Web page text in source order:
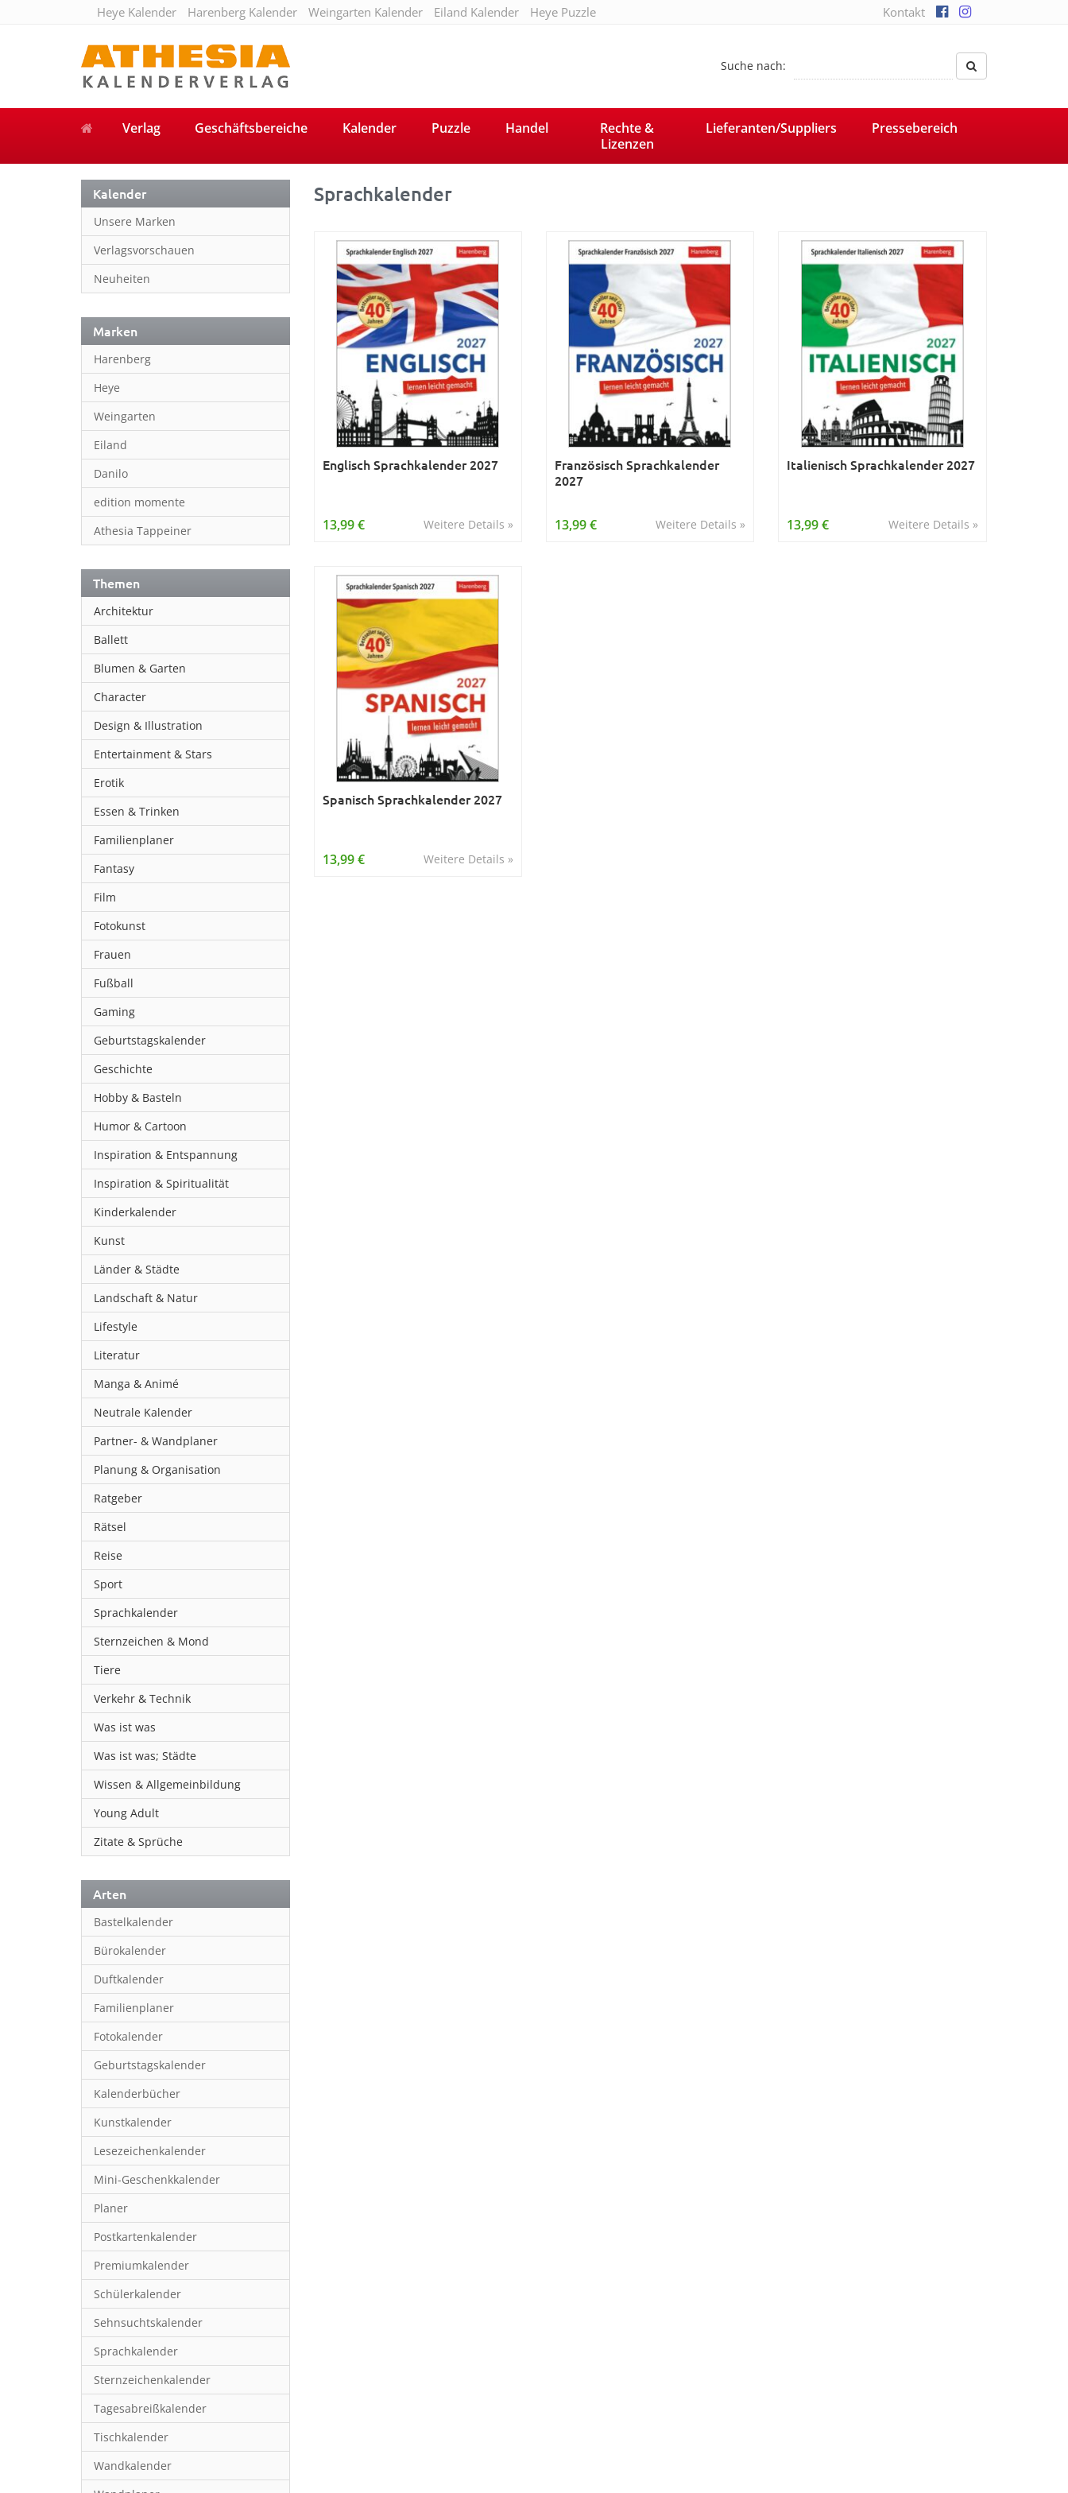
Heye Kalender Harenberg Kalender Weingarten Kalender Eiland Kalender Heye Puzzle Kontakt
Suche nach:
Verlag Geschäftsbereiche Kalender Puzzle Handel
Rechte &
Lizenzen
Lieferanten/Suppliers Pressebereich
Kalender
Unsere Marken
Verlagsvorschauen
Neuheiten
Marken
Harenberg
Heye
Weingarten
Eiland
Danilo
edition momente
Athesia Tappeiner
Themen
Architektur
Ballett
Blumen & Garten
Character
Design & Illustration
Entertainment & Stars
Erotik
Essen & Trinken
Familienplaner
Fantasy
Film
Fotokunst
Frauen
Fußball
Gaming
Geburtstagskalender
Geschichte
Hobby & Basteln
Humor & Cartoon
Inspiration & Entspannung
Inspiration & Spiritualität
Kinderkalender
Kunst
Länder & Städte
Landschaft & Natur
Lifestyle
Literatur
Manga & Animé
Neutrale Kalender
Partner- & Wandplaner
Planung & Organisation
Ratgeber
Rätsel
Reise
Sport
Sprachkalender
Sternzeichen & Mond
Tiere
Verkehr & Technik
Was ist was
Was ist was; Städte
Wissen & Allgemeinbildung
Young Adult
Zitate & Sprüche
Arten
Bastelkalender
Bürokalender
Duftkalender
Familienplaner
Fotokalender
Geburtstagskalender
Kalenderbücher
Kunstkalender
Lesezeichenkalender
Mini-Geschenkkalender
Planer
Postkartenkalender
Premiumkalender
Schülerkalender
Sehnsuchtskalender
Sprachkalender
Sternzeichenkalender
Tagesabreißkalender
Tischkalender
Wandkalender
Sprachkalender
Englisch Sprachkalender 2027
Weitere Details »
13,99 €
Französisch Sprachkalender
2027
Weitere Details »
13,99 €
Italienisch Sprachkalender 2027
Weitere Details »
13,99 €
Spanisch Sprachkalender 2027
Weitere Details »
13,99 €